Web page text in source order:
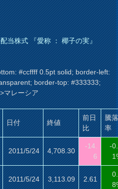
当株式 『愛称 ： 椰子の実』
#ccffff 0.5pt solid; border-left:
border-top: #333333;
マレーシア
日付 終値
前日
比
騰
率
2011/5/24 4,708.30
-14.
6
-
2011/5/24 3,113.09 2.61